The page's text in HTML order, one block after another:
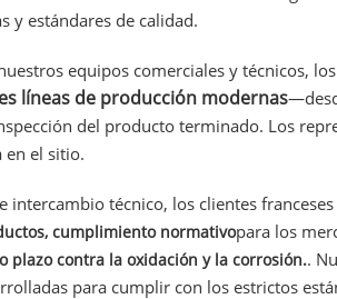
y estándares de calidad.
equipos comerciales y técnicos,
líneas de producción modernas
del producto terminado. Los
en el sitio.
intercambio técnico, los clientes
cumplimiento normativopara los
plazo contra la oxidación y la corrosión..
para cumplir con los estrictos